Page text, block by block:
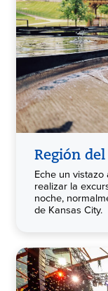
Región
Eche un
realizar la
noche,
de Kansas City.